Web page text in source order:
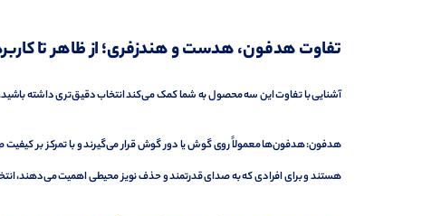
تفاوت هدفون، هدست و هندزفری؛ از ظاهر تا
آشنایی با تفاوت این سه محصول به شما کمک می‌کند انتخاب دقیق‌تری داشته
هدفون: هدفون‌ها معمولاً روی گوش یا دور گوش قرار می‌گیرند و با تمرکز بر کیفیت
هستند و برای افرادی که به صدای قدرتمند و حذف نویز محیطی اهمیت می‌دهند،